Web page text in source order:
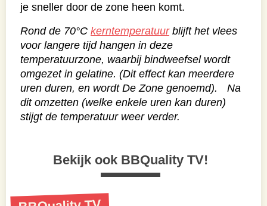
je sneller door de zone heen komt.
Rond de 70°C kerntemperatuurblijft het vlees
voor langere tijd hangen in deze
temperatuurzone, waarbij bindweefsel wordt
omgezet in gelatine. (Dit effect kan meerdere
uren duren, en wordt De Zone genoemd). Na
dit omzetten (welke enkele uren kan duren)
stijgt de temperatuur weer verder.
Bekijk ook BBQuality TV!